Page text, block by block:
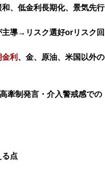
、低金利長期化、景気先行
主導→リスク選好orリスク回
利 、金、原油、米国以外の
牽制発言・介入警戒感での
点